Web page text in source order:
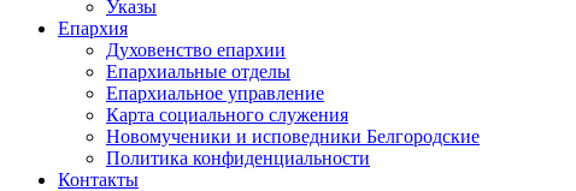
Указы
Епархия
Духовенство епархии
Епархиальные отделы
Епархиальное управление
Карта социального служения
Новомученики и исповедники Белгородские
Политика конфиденциальности
Контакты